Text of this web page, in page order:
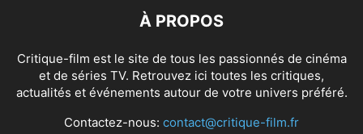
À PROPOS
Critique-film est le site de tous les passionnés de cinéma
et de séries TV. Retrouvez ici toutes les critiques,
actualités et événements autour de votre univers préféré.
Contactez-nous: contact@critique-film.fr